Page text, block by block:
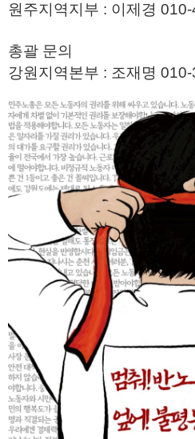
원주지역지부 : 이제경
총괄 문의
강원지역본부 : 조재명